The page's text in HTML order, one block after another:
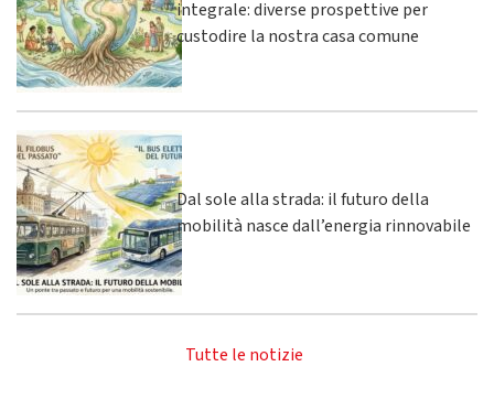
integrale: diverse prospettive per
custodire la nostra casa comune
Dal sole alla strada: il futuro della
mobilità nasce dall’energia rinnovabile
Tutte le notizie